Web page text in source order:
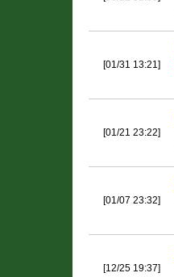
[01/31 13:21]
[01/21 23:22]
[01/07 23:32]
[12/25 19:37]